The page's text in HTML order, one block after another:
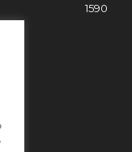
1590